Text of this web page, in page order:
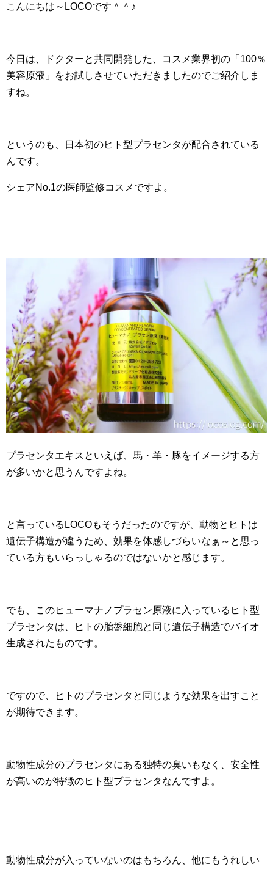
こんにちは～LOCOです＾＾♪
今日は、ドクターと共同開発した、コスメ業界初の「100％
美容原液」をお試しさせていただきましたのでご紹介しま
すね。
というのも、日本初のヒト型プラセンタが配合されている
んです。
シェアNo.1の医師監修コスメですよ。
プラセンタエキスといえば、馬・羊・豚をイメージする方
が多いかと思うんですよね。
と言っているLOCOもそうだったのですが、動物とヒトは
遺伝子構造が違うため、効果を体感しづらいなぁ～と思っ
ている方もいらっしゃるのではないかと感じます。
でも、このヒューマナノプラセン原液に入っているヒト型
プラセンタは、ヒトの胎盤細胞と同じ遺伝子構造でバイオ
生成されたものです。
ですので、ヒトのプラセンタと同じような効果を出すこと
が期待できます。
動物性成分のプラセンタにある独特の臭いもなく、安全性
が高いのが特徴のヒト型プラセンタなんですよ。
動物性成分が入っていないのはもちろん、他にもうれしい